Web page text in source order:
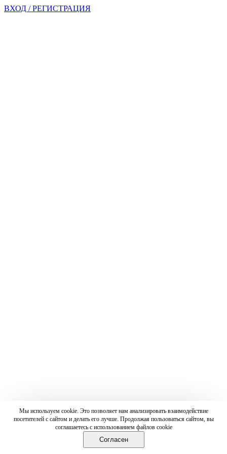
ВХОД / РЕГИСТРАЦИЯ
Мы используем cookie. Это позволяет нам анализировать взаимодействие
посетителей с сайтом и делать его лучше. Продолжая пользоваться сайтом, вы
соглашаетесь с использованием файлов cookie
Согласен